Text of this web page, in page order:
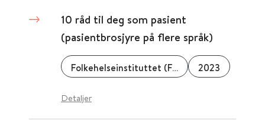
10 råd til deg som pasient
(pasientbrosjyre på flere språk)
Folkehelseinstituttet (FHI) 2023
Detaljer